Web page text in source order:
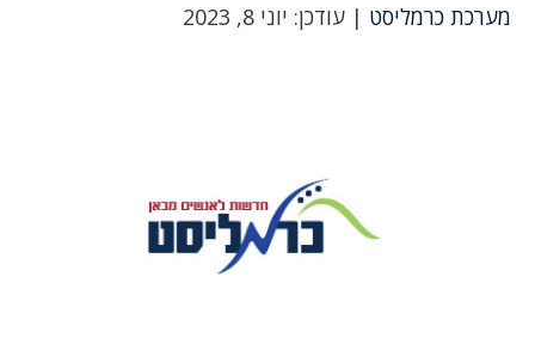
מערכת כרמליסט | עודכן: יוני 8, 2023